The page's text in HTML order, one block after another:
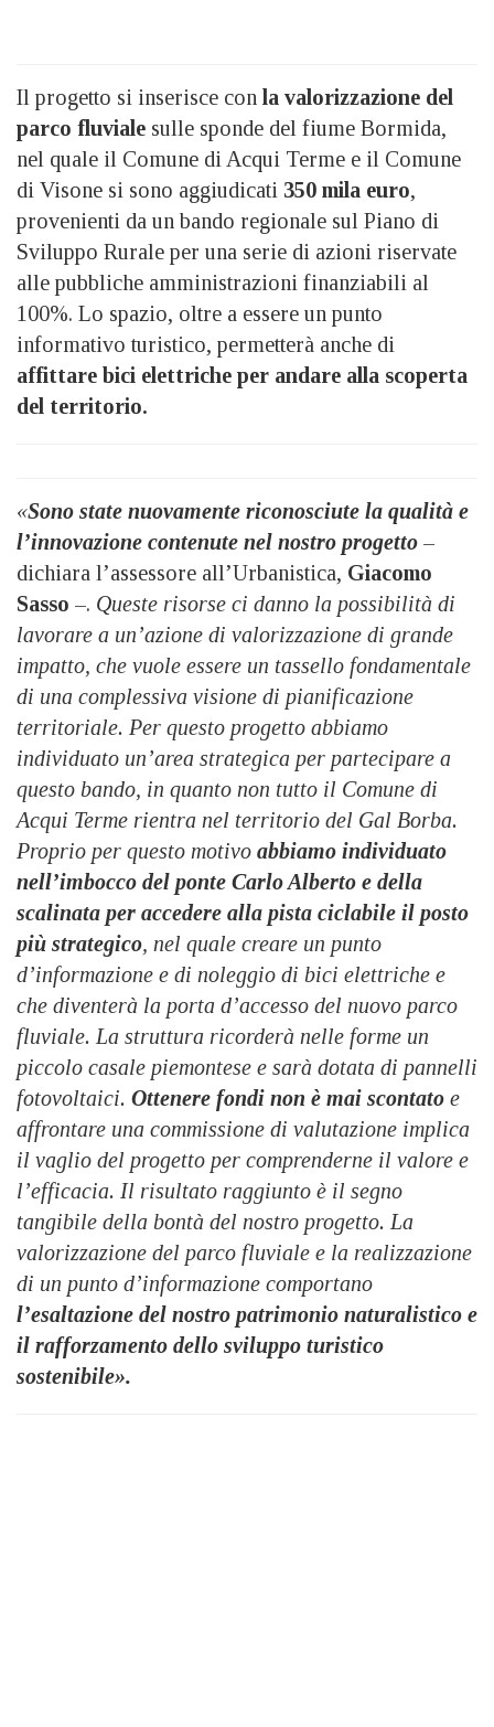
Il progetto si inserisce con la valorizzazione del
parco fluviale sulle sponde del fiume Bormida,
nel quale il Comune di Acqui Terme e il Comune
di Visone si sono aggiudicati 350 mila euro,
provenienti da un bando regionale sul Piano di
Sviluppo Rurale per una serie di azioni riservate
alle pubbliche amministrazioni finanziabili al
100%. Lo spazio, oltre a essere un punto
informativo turistico, permetterà anche di
affittare bici elettriche per andare alla scoperta
del territorio.
«Sono state nuovamente riconosciute la qualità e
l’innovazione contenute nel nostro progetto –
dichiara l’assessore all’Urbanistica, Giacomo
Sasso –. Queste risorse ci danno la possibilità di
lavorare a un’azione di valorizzazione di grande
impatto, che vuole essere un tassello fondamentale
di una complessiva visione di pianificazione
territoriale. Per questo progetto abbiamo
individuato un’area strategica per partecipare a
questo bando, in quanto non tutto il Comune di
Acqui Terme rientra nel territorio del Gal Borba.
Proprio per questo motivo abbiamo individuato
nell’imbocco del ponte Carlo Alberto e della
scalinata per accedere alla pista ciclabile il posto
più strategico, nel quale creare un punto
d’informazione e di noleggio di bici elettriche e
che diventerà la porta d’accesso del nuovo parco
fluviale. La struttura ricorderà nelle forme un
piccolo casale piemontese e sarà dotata di pannelli
fotovoltaici. Ottenere fondi non è mai scontato e
affrontare una commissione di valutazione implica
il vaglio del progetto per comprenderne il valore e
l’efficacia. Il risultato raggiunto è il segno
tangibile della bontà del nostro progetto. La
valorizzazione del parco fluviale e la realizzazione
di un punto d’informazione comportano
l’esaltazione del nostro patrimonio naturalistico e
il rafforzamento dello sviluppo turistico
sostenibile».